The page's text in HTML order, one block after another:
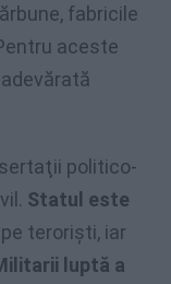
fabricile
aceste
politico-
Statul este
terorişti, iar
luptă a